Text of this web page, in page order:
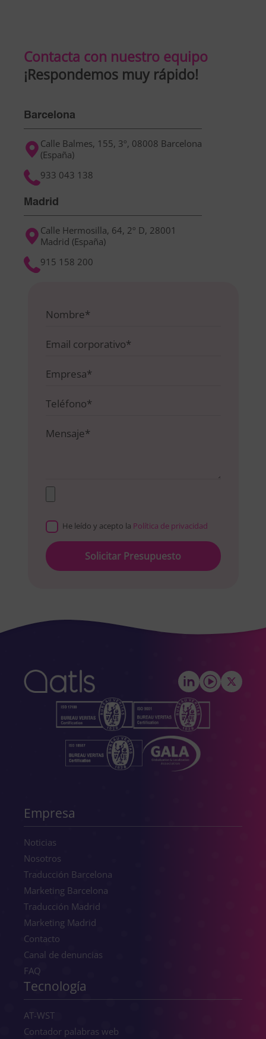
Contacta con nuestro equipo
¡Respondemos muy rápido!
Barcelona
Calle Balmes, 155, 3º, 08008 Barcelona
(España)
933 043 138
Madrid
Calle Hermosilla, 64, 2º D, 28001
Madrid (España)
915 158 200
He leído y acepto la Política de privacidad
Please
leave
this
Empresa
Noticias
Nosotros
Traducción Barcelona
Marketing Barcelona
Traducción Madrid
Marketing Madrid
Contacto
Canal de denuncias
FAQ
Tecnología
AT-WST
Contador palabras web